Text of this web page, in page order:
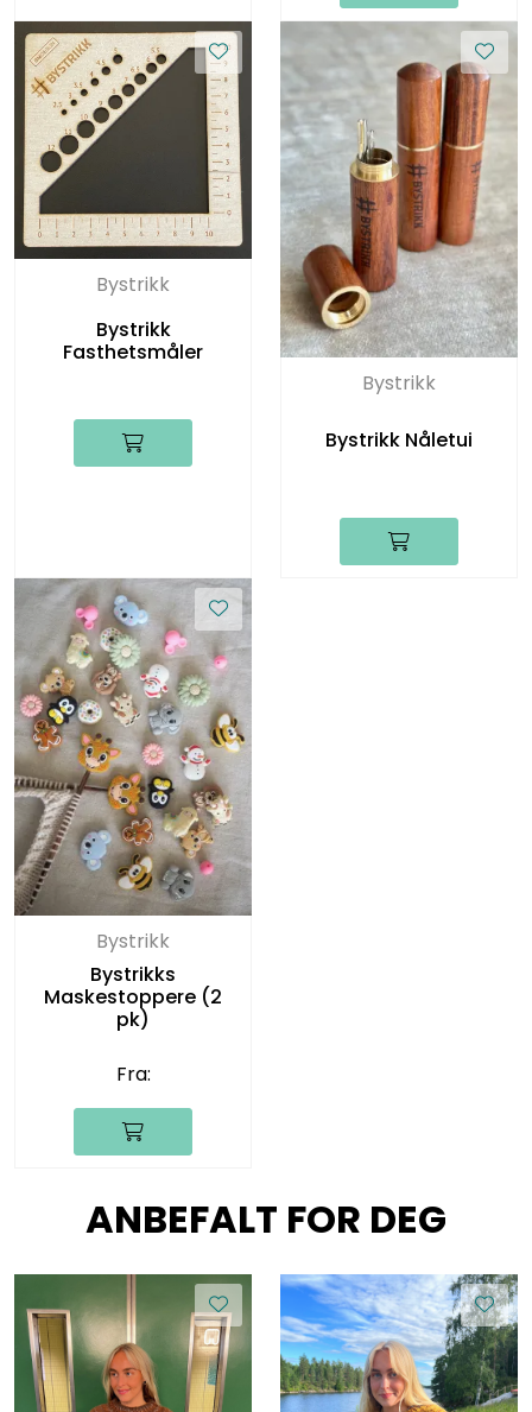
Bystrikk
Bystrikk
Fasthetsmåler
Bystrikk
Bystrikk Nåletui
Bystrikk
Bystrikks
Maskestoppere (2
pk)
Fra:
ANBEFALT FOR DEG